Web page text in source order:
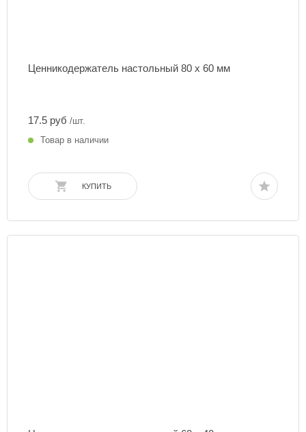
Ценникодержатель настольный 80 х 60 мм
17.5 руб /шт.
Товар в наличии
КУПИТЬ